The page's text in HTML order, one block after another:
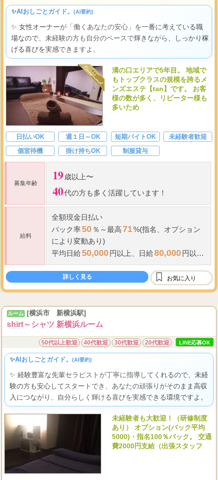
✨AIおしごとガイド。 (AI要約)
✨ 女性オーナーが「働くあなたの安心」を一番に考えている職
場なので、未経験の方も自分のペースで輝きながら、しっかり稼
げる喜びを実感できますよ。
溝の口エリアで5年目。 地域で
もトップクラスの規模を誇るメ
ンズエステ【tan】です。 お客
様の数が多く、リピーター様も
多いため
日払いOK 週１日～OK 短期バイトOK
未経験者歓迎
個室待機
掛け持ちOK 制服貸与
募集年齢 19歳以上〜
40代の方も多く活躍しています！
給料
全額現金日払い
バック率50 ％～最高71%(指名、オプション
により変動あり)
平均日給50,000円以上、 日給80,000円以上
も可能です!!
指名料全額支給(
雑費や諸経費等一切...
詳しく見る お気に入り
ルーム [横浜市 新横浜駅]
shirt～シャツ 新横浜ルーム
50代以上歓迎 40代歓迎 30代歓迎 20代歓迎 LINE応募OK
✨AIおしごとガイド。 (AI要約)
✨ 経験豊富な先輩セラピストが丁寧に指導してくれるので、未経
験の方も安心してスタートでき、あなたの頑張りがそのまま高収
入につながり、自分らしく輝ける喜びを実感できる環境ですよ。
未経験者も大歓迎！（研修制度
あり） オプション(バック平均
5000)・指名100％バック。 交通
費2000円支給（出張スタッフ